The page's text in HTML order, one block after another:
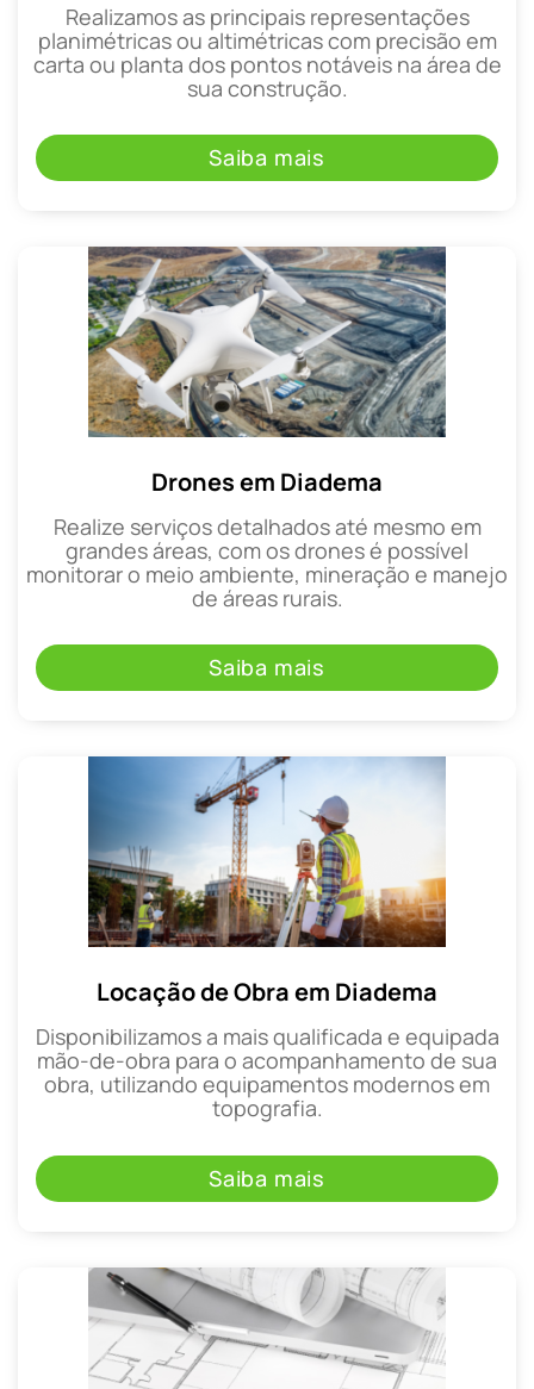
Realizamos as principais representações
planimétricas ou altimétricas com precisão em
carta ou planta dos pontos notáveis na área de
sua construção.
Saiba mais
Drones em Diadema
Realize serviços detalhados até mesmo em
grandes áreas, com os drones é possível
monitorar o meio ambiente, mineração e manejo
de áreas rurais.
Saiba mais
Locação de Obra em Diadema
Disponibilizamos a mais qualificada e equipada
mão-de-obra para o acompanhamento de sua
obra, utilizando equipamentos modernos em
topografia.
Saiba mais